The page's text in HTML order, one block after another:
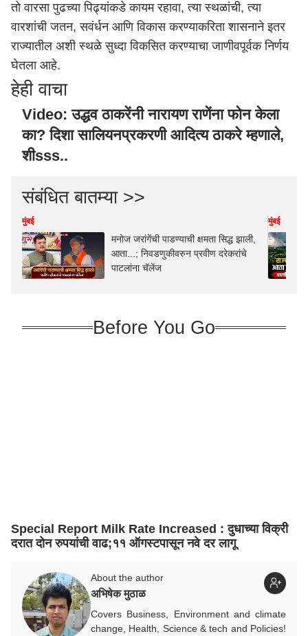
तो वारसा पुढच्या पिढ्यांकडे कायम रहावा, त्या स्थळांची, त्या
वारशांची जतन, सवंर्धन आणि विकास करण्याकरिता शासनाने इतर
राज्यातील अशी स्थळे सुध्दा विकसित करण्याचा जाणीवपूर्वक निर्णय
घेतला आहे.
हेही वाचा
Video: उद्धव ठाकरेंनी नारायण राणेंना फोन केला
का? दिशा सालियनप्रकरणी आदित्य ठाकरे म्हणाले,
शीsss..
संबंधित बातम्या >>
मुंबई
मनोज जरांगेंची पाडण्याची क्षमता सिद्ध झाली,
आता...; निवडणुकीवरुन प्रवीण दरेकरांचे
पाटलांना चॅलेंज
मुंबई
Before You Go
Special Report Milk Rate Increased : दुधाच्या विक्री
दरात दोन रुपयांची वाढ;११ ऑगस्टपासून नवे दर लागू
About the author
अभिषेक मुठाळ
Covers Business, Environment and climate
change, Health, Science & tech and Policies!